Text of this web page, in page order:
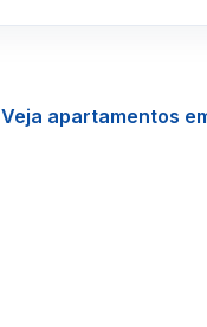
Veja apartamentos